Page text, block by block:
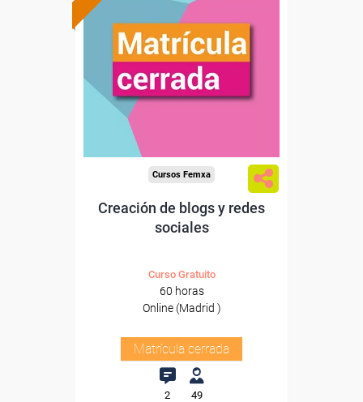
Cursos Femxa
Creación de blogs y redes
sociales
Curso Gratuito
60 horas
Online (Madrid )
Matrícula cerrada
2 49